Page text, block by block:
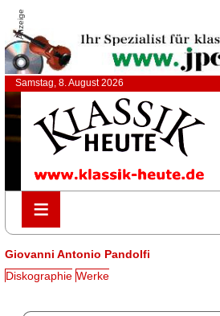
Anzeige
Samstag, 8. August 2026
≡
≡
Giovanni Antonio Pandolfi
Diskographie Werke